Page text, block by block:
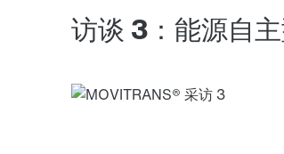
访谈 3：能源自